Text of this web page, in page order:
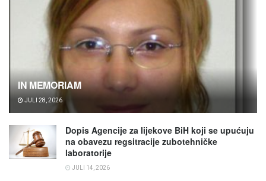
IN MEMORIAM
JULI 28, 2026
Dopis Agencije za lijekove BiH koji se upućuju
na obavezu regsitracije zubotehničke
laboratorije
JULI 14, 2026